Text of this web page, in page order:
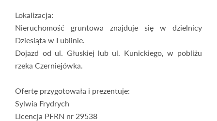
Lokalizacja:
Nieruchomość gruntowa znajduje się w dzielnicy
Dziesiąta w Lublinie.
Dojazd od ul. Głuskiej lub ul. Kunickiego, w pobliżu
rzeka Czerniejówka.
Ofertę przygotowała i prezentuje:
Sylwia Frydrych
Licencja PFRN nr 29538